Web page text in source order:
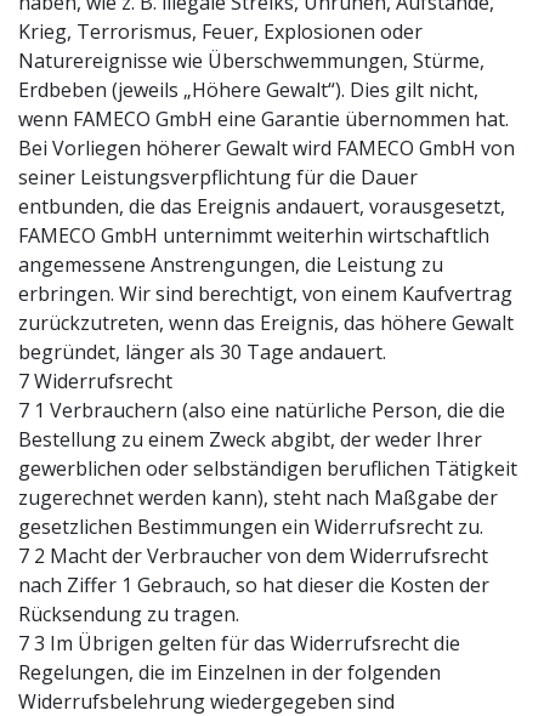
Krieg, Terrorismus, Feuer, Explosionen oder
Naturereignisse wie Überschwemmungen, Stürme,
Erdbeben (jeweils „Höhere Gewalt“). Dies gilt nicht,
wenn FAMECO GmbH eine Garantie übernommen hat.
Bei Vorliegen höherer Gewalt wird FAMECO GmbH von
seiner Leistungsverpflichtung für die Dauer
entbunden, die das Ereignis andauert, vorausgesetzt,
FAMECO GmbH unternimmt weiterhin wirtschaftlich
angemessene Anstrengungen, die Leistung zu
erbringen. Wir sind berechtigt, von einem Kaufvertrag
zurückzutreten, wenn das Ereignis, das höhere Gewalt
begründet, länger als 30 Tage andauert.
7 Widerrufsrecht
7 1 Verbrauchern (also eine natürliche Person, die die
Bestellung zu einem Zweck abgibt, der weder Ihrer
gewerblichen oder selbständigen beruflichen Tätigkeit
zugerechnet werden kann), steht nach Maßgabe der
gesetzlichen Bestimmungen ein Widerrufsrecht zu.
7 2 Macht der Verbraucher von dem Widerrufsrecht
nach Ziffer 1 Gebrauch, so hat dieser die Kosten der
Rücksendung zu tragen.
7 3 Im Übrigen gelten für das Widerrufsrecht die
Regelungen, die im Einzelnen in der folgenden
Widerrufsbelehrung wiedergegeben sind